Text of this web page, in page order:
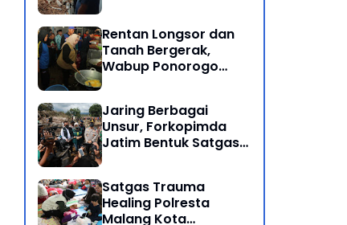
Rentan Longsor dan
Tanah Bergerak,
Wabup Ponorogo
Pengungsian
Jaring Berbagai
Unsur, Forkopimda
Jatim Bentuk Satgas
Satgas Trauma
Healing Polresta
Malang Kota